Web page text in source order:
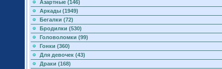
Азартные (146)
Аркады (1949)
Бегалки (72)
Бродилки (530)
Головоломки (99)
Гонки (360)
Для девочек (43)
Драки (168)